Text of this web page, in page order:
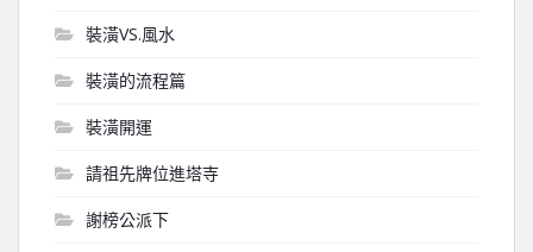
裝潢VS.風水
裝潢的流程篇
裝潢開運
請祖先牌位進塔寺
謝榜公派下